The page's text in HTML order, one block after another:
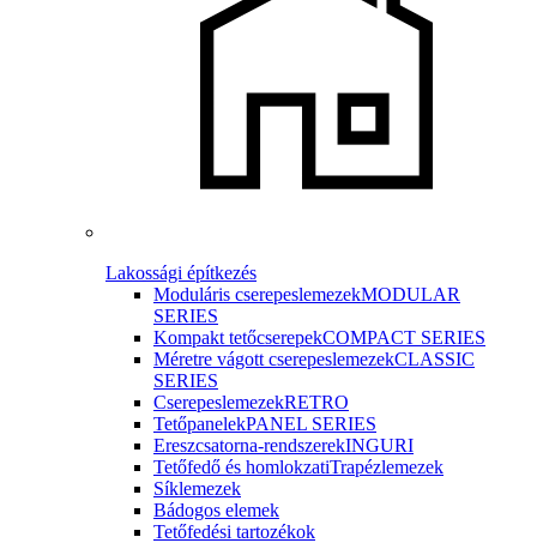
Lakossági építkezés
Moduláris cserepeslemezekMODULAR
SERIES
Kompakt tetőcserepekCOMPACT SERIES
Méretre vágott cserepeslemezekCLASSIC
SERIES
CserepeslemezekRETRO
TetőpanelekPANEL SERIES
Ereszcsatorna-rendszerekINGURI
Tetőfedő és homlokzatiTrapézlemezek
Síklemezek
Bádogos elemek
Tetőfedési tartozékok